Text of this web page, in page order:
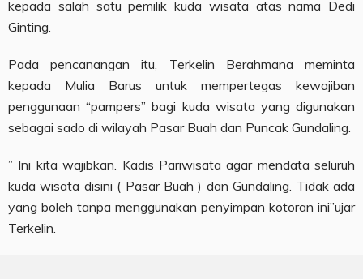
kepada salah satu pemilik kuda wisata atas nama Dedi
Ginting.
Pada pencanangan itu, Terkelin Berahmana meminta
kepada Mulia Barus untuk mempertegas kewajiban
penggunaan “pampers” bagi kuda wisata yang digunakan
sebagai sado di wilayah Pasar Buah dan Puncak Gundaling.
” Ini kita wajibkan. Kadis Pariwisata agar mendata seluruh
kuda wisata disini ( Pasar Buah ) dan Gundaling. Tidak ada
yang boleh tanpa menggunakan penyimpan kotoran ini”ujar
Terkelin.